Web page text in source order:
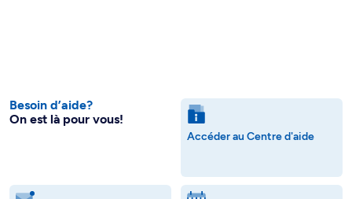
Besoin d’aide?
On est là pour vous!
Accéder au Centre d'aide